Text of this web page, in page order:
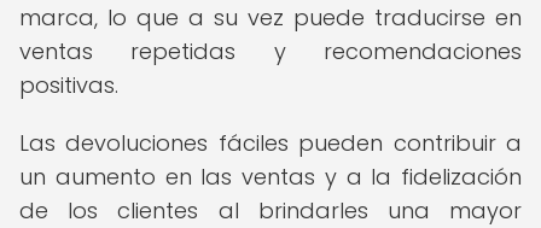
marca, lo que a su vez puede traducirse en
ventas repetidas y recomendaciones
positivas.
Las devoluciones fáciles pueden contribuir a
un aumento en las ventas y a la fidelización
de los clientes al brindarles una mayor